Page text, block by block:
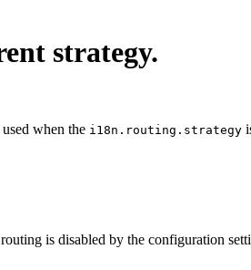
strategy.
when the i18n.routing.strategy
is disabled by the configuration